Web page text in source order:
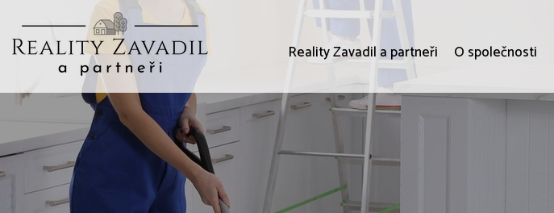
Reality Zavadil a partneři O společnosti